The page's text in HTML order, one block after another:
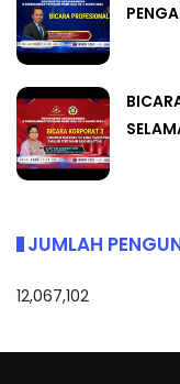
JUMLAH
12,067,102